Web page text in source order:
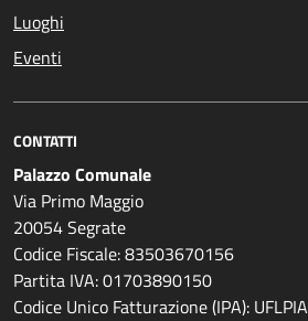
Luoghi
Eventi
CONTATTI
Palazzo Comunale
Via Primo Maggio
20054 Segrate
Codice Fiscale: 83503670156
Partita IVA: 01703890150
Codice Unico Fatturazione (IPA): UFLPIA